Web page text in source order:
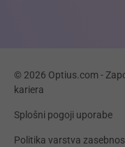
© 2026 Optius.com -
kariera
Splošni pogoji uporabe
Politika varstva